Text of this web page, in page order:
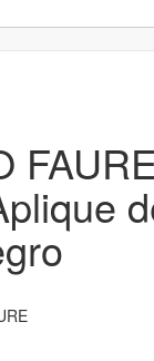
FAURE